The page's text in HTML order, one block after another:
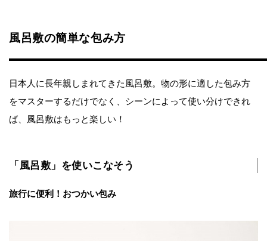
風呂敷の簡単な包み方
日本人に長年親しまれてきた風呂敷。物の形に適した包み方
をマスターするだけでなく、シーンによって使い分けできれ
ば、風呂敷はもっと楽しい！
「風呂敷」を使いこなそう
旅行に便利！おつかい包み